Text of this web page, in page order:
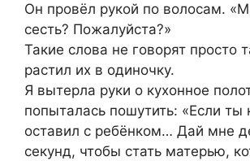
Он провёл рукой по волосам.
сесть? Пожалуйста?»
Такие слова не говорят просто
растил их в одиночку.
Я вытерла руки о кухонное
попыталась пошутить: «Если ты
оставил с ребёнком… Дай мне
секунд, чтобы стать матерью,